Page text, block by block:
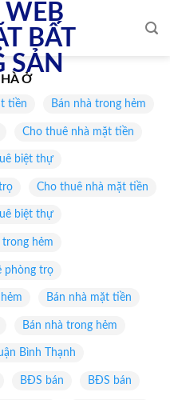
Ở
tiền Bán nhà trong hẻm
Cho thuê nhà mặt tiền
biệt thự
Cho thuê nhà mặt tiền
biệt thự
hẻm
phòng trọ
Bán nhà mặt tiền
Bán nhà trong hẻm
Bình Thạnh
BĐS bán BĐS bán